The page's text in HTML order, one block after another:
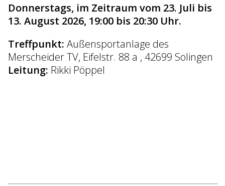
Donnerstags, im Zeitraum vom 23. Juli bis
13. August 2026, 19:00 bis 20:30 Uhr.
Treffpunkt: Außensportanlage des
Merscheider TV, Eifelstr. 88 a , 42699 Solingen
Leitung: Rikki Pöppel